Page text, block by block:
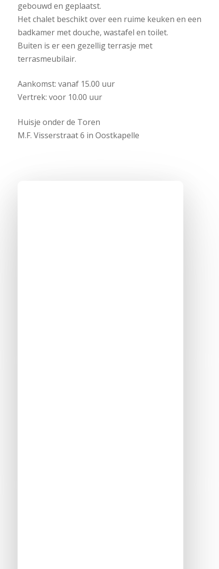
gebouwd en geplaatst.
Het chalet beschikt over een ruime keuken en een
badkamer met douche, wastafel en toilet.
Buiten is er een gezellig terrasje met
terrasmeubilair.
Aankomst: vanaf 15.00 uur
Vertrek: voor 10.00 uur
Huisje onder de Toren
M.F. Visserstraat 6 in Oostkapelle